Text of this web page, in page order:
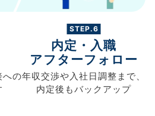
への
STEP.6
内定・入職
アフターフォロー
年収交渉や入社日調整まで、
内定後もバックアップ